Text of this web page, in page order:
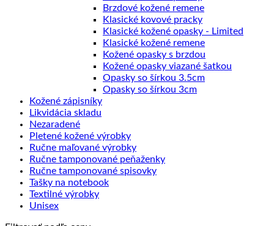
Brzdové kožené remene
Klasické kovové pracky
Klasické kožené opasky - Limited
Klasické kožené remene
Kožené opasky s brzdou
Kožené opasky viazané šatkou
Opasky so šírkou 3.5cm
Opasky so šírkou 3cm
Kožené zápisníky
Likvidácia skladu
Nezaradené
Pletené kožené výrobky
Ručne maľované výrobky
Ručne tamponované peňaženky
Ručne tamponované spisovky
Tašky na notebook
Textilné výrobky
Unisex